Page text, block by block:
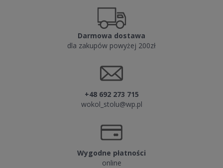
Darmowa dostawa
dla zakupów powyżej 200zł
+48 692 273 715
wokol_stolu@wp.pl
Wygodne płatności
online